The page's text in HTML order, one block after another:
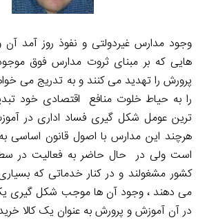
وجود مدارس غیردولتی و نفوذ روز آمد
هایی که بر مبنای ثروت مدارس فوق
پرورش را تهدید می کنند و به تدریج می
را به حیاط خلوت منافع اقتصادی خود
ترین عومل شکل گیری فساد اداری در
هرچند این مدارس با اصول قانون اساسی
است ولی در حال حاضر به فعالیت در
کشور مشغولند و در کنار خدماتی که
می دهند ، وجود آن ها موجب شکل گیری
در آن آموزش و پرورش به عنوان یک کالا